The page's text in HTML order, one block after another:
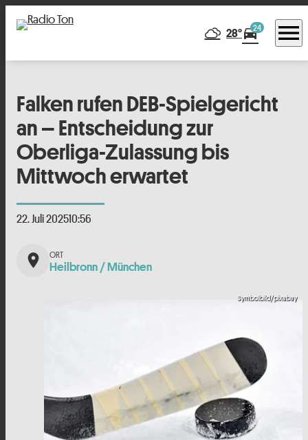
28°directions_car24 menu
Falken rufen DEB-Spielgericht
an – Entscheidung zur
Oberliga-Zulassung bis
Mittwoch erwartet
22. Juli 202510:56
place Heilbronn / München
Symbolbild/pixabay